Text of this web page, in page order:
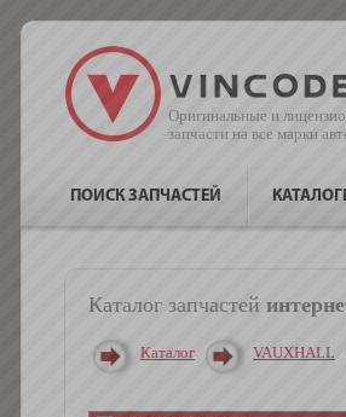
Оригинальные и
запчасти на все марки
ПОИСК ЗАПЧАСТЕЙ
Каталог запчастей
Каталог VAUXHALL